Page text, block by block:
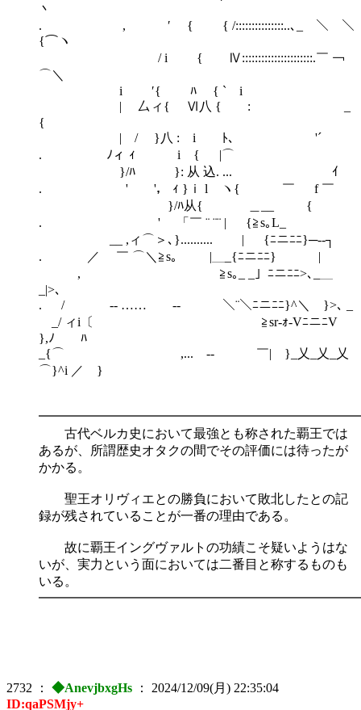
丶
. , ′ { { /:::::::::::::::..､_ ＼ ＼
{⌒ヽ
/ i { Ⅳ::::::::::::::::::::::.￣ ￢
⌒＼
i ′{ ﾊ { ` i
| 厶ィ{ Ⅵ八 { : _
{
| / }八 : i ﾄ､ '´
. ﾉィ ｨ i { |⌒
}/ﾊ }: 从 込. ... ｲ
. ' '， ｨ }ｉ l ヽ{ ￣ f ￣
}/ﾊ从{ ＿__ {
. ' 「￣ ¨ ¨¨ | {≧s｡L_
__ ,ィ⌒＞､}.......... | {ﾆニﾆﾆ}─‐‐┐
. ／ ￣ ⌒＼≧s｡ |＿_{ﾆニﾆﾆ} |
, ≧s｡_ _」ﾆニﾆﾆ>､_＿
_|>､
. / -‐ …… ‐- ＼¨＼ﾆニﾆﾆ}^＼ }>､ _
_/ ィi〔 ≧sr‐ｫ-VﾆニﾆV
},ﾉ ﾊ
_{⌒ ,... -‐ ￣| }_乂_乂_乂
⌒}^i ／ }
古代ベルカ史において最強とも称された覇王では
あるが、所謂歴史オタクの間でその評価には待ったが
かかる。
聖王オリヴィエとの勝負において敗北したとの記
録が残されていることが一番の理由である。
故に覇王イングヴァルトの功績こそ疑いようはな
いが、実力という面においては二番目と称するものも
いる。
2732 ： ◆AnevjbxgHs ： 2024/12/09(月) 22:35:04
ID:qaPSMjy+